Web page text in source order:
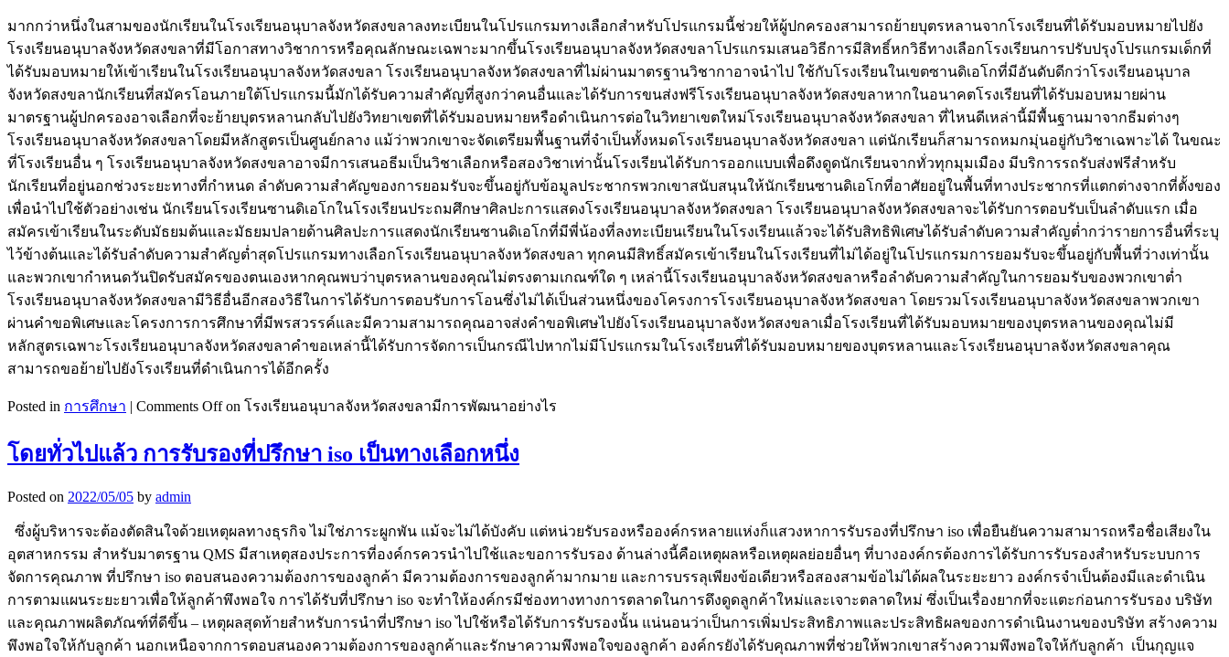
มากกว่าหนึ่งในสามของนักเรียนในโรงเรียนอนุบาลจังหวัดสงขลาลงทะเบียนในโปรแกรมทางเลือกสำหรับโปรแกรมนี้ช่วยให้ผู้ปกครองสามารถย้ายบุตรหลานจากโรงเรียนที่ได้รับมอบหมายไปยัง
โรงเรียนอนุบาลจังหวัดสงขลาที่มีโอกาสทางวิชาการหรือคุณลักษณะเฉพาะมากขึ้นโรงเรียนอนุบาลจังหวัดสงขลาโปรแกรมเสนอวิธีการมีสิทธิ์หกวิธีทางเลือกโรงเรียนการปรับปรุงโปรแกรมเด็กที่
ได้รับมอบหมายให้เข้าเรียนในโรงเรียนอนุบาลจังหวัดสงขลา โรงเรียนอนุบาลจังหวัดสงขลาที่ไม่ผ่านมาตรฐานวิชากาอาจนำไป ใช้กับโรงเรียนในเขตซานดิเอโกที่มีอันดับดีกว่าโรงเรียนอนุบาล
จังหวัดสงขลานักเรียนที่สมัครโอนภายใต้โปรแกรมนี้มักได้รับความสำคัญที่สูงกว่าคนอื่นและได้รับการขนส่งฟรีโรงเรียนอนุบาลจังหวัดสงขลาหากในอนาคตโรงเรียนที่ได้รับมอบหมายผ่าน
มาตรฐานผู้ปกครองอาจเลือกที่จะย้ายบุตรหลานกลับไปยังวิทยาเขตที่ได้รับมอบหมายหรือดำเนินการต่อในวิทยาเขตใหม่โรงเรียนอนุบาลจังหวัดสงขลา ที่ไหนดีเหล่านี้มีพื้นฐานมาจากธีมต่างๆ
โรงเรียนอนุบาลจังหวัดสงขลาโดยมีหลักสูตรเป็นศูนย์กลาง แม้ว่าพวกเขาจะจัดเตรียมพื้นฐานที่จำเป็นทั้งหมดโรงเรียนอนุบาลจังหวัดสงขลา แต่นักเรียนก็สามารถหมกมุ่นอยู่กับวิชาเฉพาะได้ ในขณะ
ที่โรงเรียนอื่น ๆ โรงเรียนอนุบาลจังหวัดสงขลาอาจมีการเสนอธีมเป็นวิชาเลือกหรือสองวิชาเท่านั้นโรงเรียนได้รับการออกแบบเพื่อดึงดูดนักเรียนจากทั่วทุกมุมเมือง มีบริการรถรับส่งฟรีสำหรับ
นักเรียนที่อยู่นอกช่วงระยะทางที่กำหนด ลำดับความสำคัญของการยอมรับจะขึ้นอยู่กับข้อมูลประชากรพวกเขาสนับสนุนให้นักเรียนซานดิเอโกที่อาศัยอยู่ในพื้นที่ทางประชากรที่แตกต่างจากที่ตั้งของ
เพื่อนำไปใช้ตัวอย่างเช่น นักเรียนโรงเรียนซานดิเอโกในโรงเรียนประถมศึกษาศิลปะการแสดงโรงเรียนอนุบาลจังหวัดสงขลา โรงเรียนอนุบาลจังหวัดสงขลาจะได้รับการตอบรับเป็นลำดับแรก เมื่อ
สมัครเข้าเรียนในระดับมัธยมต้นและมัธยมปลายด้านศิลปะการแสดงนักเรียนซานดิเอโกที่มีพี่น้องที่ลงทะเบียนเรียนในโรงเรียนแล้วจะได้รับสิทธิพิเศษได้รับลำดับความสำคัญต่ำกว่ารายการอื่นที่ระบุ
ไว้ข้างต้นและได้รับลำดับความสำคัญต่ำสุดโปรแกรมทางเลือกโรงเรียนอนุบาลจังหวัดสงขลา ทุกคนมีสิทธิ์สมัครเข้าเรียนในโรงเรียนที่ไม่ได้อยู่ในโปรแกรมการยอมรับจะขึ้นอยู่กับพื้นที่ว่างเท่านั้น
และพวกเขากำหนดวันปิดรับสมัครของตนเองหากคุณพบว่าบุตรหลานของคุณไม่ตรงตามเกณฑ์ใด ๆ เหล่านี้โรงเรียนอนุบาลจังหวัดสงขลาหรือลำดับความสำคัญในการยอมรับของพวกเขาต่ำ
โรงเรียนอนุบาลจังหวัดสงขลามีวิธีอื่นอีกสองวิธีในการได้รับการตอบรับการโอนซึ่งไม่ได้เป็นส่วนหนึ่งของโครงการโรงเรียนอนุบาลจังหวัดสงขลา โดยรวมโรงเรียนอนุบาลจังหวัดสงขลาพวกเขา
ผ่านคำขอพิเศษและโครงการการศึกษาที่มีพรสวรรค์และมีความสามารถคุณอาจส่งคำขอพิเศษไปยังโรงเรียนอนุบาลจังหวัดสงขลาเมื่อโรงเรียนที่ได้รับมอบหมายของบุตรหลานของคุณไม่มี
หลักสูตรเฉพาะโรงเรียนอนุบาลจังหวัดสงขลาคำขอเหล่านี้ได้รับการจัดการเป็นกรณีไปหากไม่มีโปรแกรมในโรงเรียนที่ได้รับมอบหมายของบุตรหลานและโรงเรียนอนุบาลจังหวัดสงขลาคุณ
สามารถขอย้ายไปยังโรงเรียนที่ดำเนินการได้อีกครั้ง
Posted in การศึกษา | Comments Offon โรงเรียนอนุบาลจังหวัดสงขลามีการพัฒนาอย่างไร
โดยทั่วไปแล้ว การรับรองที่ปรึกษา iso เป็นทางเลือกหนึ่ง
Posted on 2022/05/05 by admin
ซึ่งผู้บริหารจะต้องตัดสินใจด้วยเหตุผลทางธุรกิจ ไม่ใช่ภาระผูกพัน แม้จะไม่ได้บังคับ แต่หน่วยรับรองหรือองค์กรหลายแห่งก็แสวงหาการรับรองที่ปรึกษา iso เพื่อยืนยันความสามารถหรือชื่อเสียงใน
อุตสาหกรรม สำหรับมาตรฐาน QMS มีสาเหตุสองประการที่องค์กรควรนำไปใช้และขอการรับรอง ด้านล่างนี้คือเหตุผลหรือเหตุผลย่อยอื่นๆ ที่บางองค์กรต้องการได้รับการรับรองสำหรับระบบการ
จัดการคุณภาพ ที่ปรึกษา iso ตอบสนองความต้องการของลูกค้า มีความต้องการของลูกค้ามากมาย และการบรรลุเพียงข้อเดียวหรือสองสามข้อไม่ได้ผลในระยะยาว องค์กรจำเป็นต้องมีและดำเนิน
การตามแผนระยะยาวเพื่อให้ลูกค้าพึงพอใจ การได้รับที่ปรึกษา iso จะทำให้องค์กรมีช่องทางทางการตลาดในการดึงดูดลูกค้าใหม่และเจาะตลาดใหม่ ซึ่งเป็นเรื่องยากที่จะแตะก่อนการรับรอง บริษัท
และคุณภาพผลิตภัณฑ์ที่ดีขึ้น – เหตุผลสุดท้ายสำหรับการนำที่ปรึกษา iso ไปใช้หรือได้รับการรับรองนั้น แน่นอนว่าเป็นการเพิ่มประสิทธิภาพและประสิทธิผลของการดำเนินงานของบริษัท สร้างความ
พึงพอใจให้กับลูกค้า นอกเหนือจากการตอบสนองความต้องการของลูกค้าและรักษาความพึงพอใจของลูกค้า องค์กรยังได้รับคุณภาพที่ช่วยให้พวกเขาสร้างความพึงพอใจให้กับลูกค้า เป็นกุญแจ